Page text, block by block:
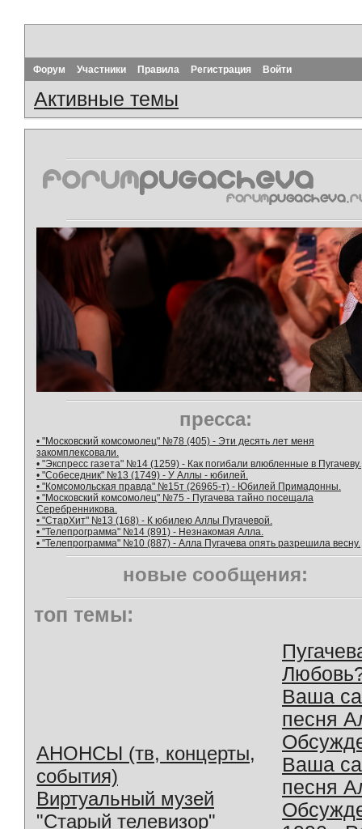
Форум Участники Правила Регистрация Войти
Активные темы
пресса:
• "Московский комсомолец" №78 (405) - Эти десять лет меня
закомплексовали.
• "Экспресс газета" №14 (1259) - Как погибали влюбленные в Пугачеву.
• "Собеседник" №13 (1749) - У Аллы - юбилей.
• "Комсомольская правда" №15т (26965-т) - Юбилей Примадонны.
• "Московский комсомолец" №75 - Пугачева тайно посещала
Серебренникова.
• "СтарХит" №13 (168) - К юбилею Аллы Пугачевой.
• "Телепрограмма" №14 (891) - Незнакомая Алла.
• "Телепрограмма" №10 (887) - Алла Пугачева опять разрешила весну.
новые сообщения:
топ темы:
АНОНСЫ (тв, концерты,
события)
Виртуальный музей
"Старый телевизор"
Ваша
песня
Ваша
песня